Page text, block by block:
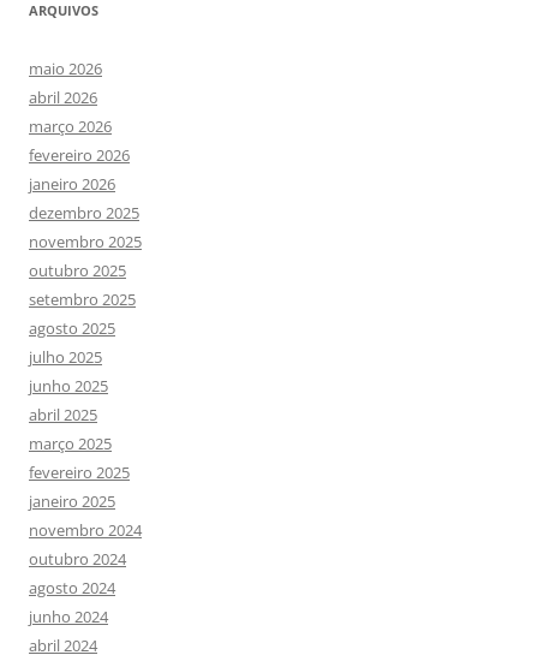
ARQUIVOS
maio 2026
abril 2026
março 2026
fevereiro 2026
janeiro 2026
dezembro 2025
novembro 2025
outubro 2025
setembro 2025
agosto 2025
julho 2025
junho 2025
abril 2025
março 2025
fevereiro 2025
janeiro 2025
novembro 2024
outubro 2024
agosto 2024
junho 2024
abril 2024